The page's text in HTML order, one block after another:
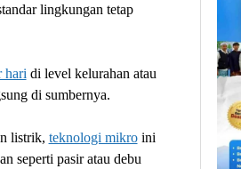
lingkungan tetap
hari di level kelurahan atau
di sumbernya.
listrik, teknologi mikroini
seperti pasir atau debu